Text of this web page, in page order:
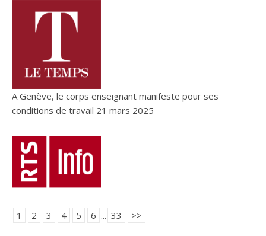
A Genève, le corps enseignant manifeste pour ses
conditions de travail 21 mars 2025
1 2 3 4 5 6 ... 33 >>